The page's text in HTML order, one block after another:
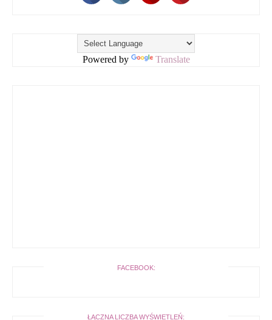
Powered by Translate
FACEBOOK:
ŁĄCZNA LICZBA WYŚWIETLEŃ: